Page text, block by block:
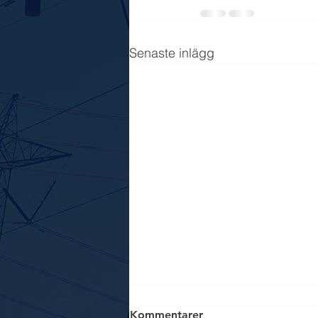
Senaste inlägg
Se upp 2!
Kommentarer